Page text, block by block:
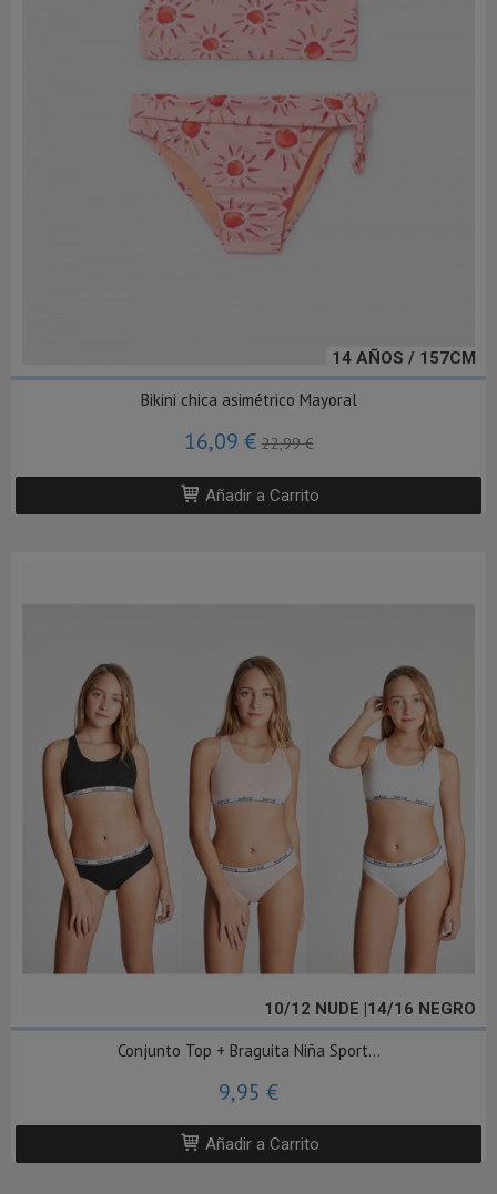
14 AÑOS / 157CM
Bikini chica asimétrico Mayoral
16,09 €22,99 €
Añadir a Carrito
10/12 NUDE |14/16 NEGRO
Conjunto Top + Braguita Niña Sport...
9,95 €
Añadir a Carrito